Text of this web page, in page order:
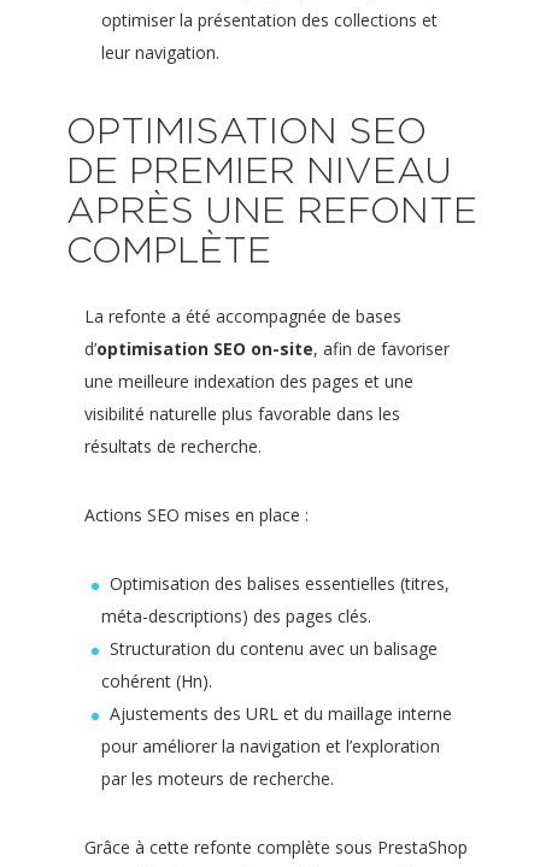
optimiser la présentation des collections et
leur navigation.
OPTIMISATION SEO
DE PREMIER NIVEAU
APRÈS UNE REFONTE
COMPLÈTE
La refonte a été accompagnée de bases
d’optimisation SEO on-site, afin de favoriser
une meilleure indexation des pages et une
visibilité naturelle plus favorable dans les
résultats de recherche.
Actions SEO mises en place :
Optimisation des balises essentielles (titres,
méta-descriptions) des pages clés.
Structuration du contenu avec un balisage
cohérent (Hn).
Ajustements des URL et du maillage interne
pour améliorer la navigation et l’exploration
par les moteurs de recherche.
Grâce à cette refonte complète sous PrestaShop